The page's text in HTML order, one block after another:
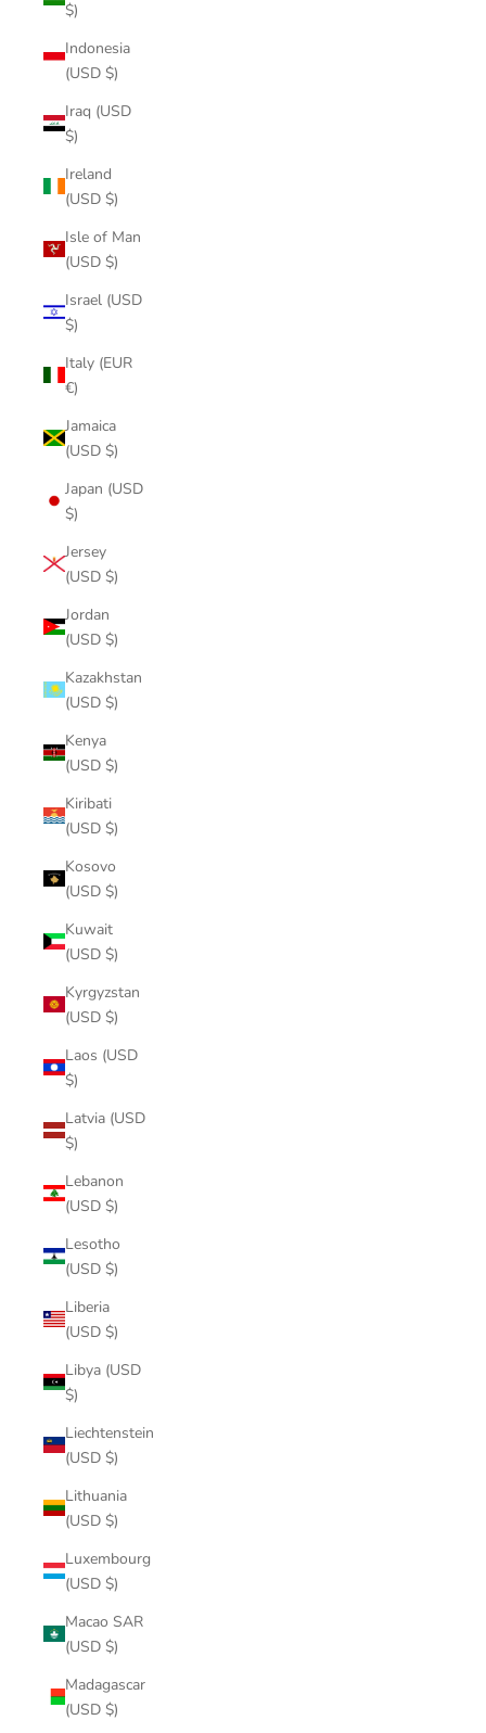
$)
Indonesia
(USD $)
Iraq (USD
$)
Ireland
(USD $)
Isle of Man
(USD $)
Israel (USD
$)
Italy (EUR
€)
Jamaica
(USD $)
Japan (USD
$)
Jersey
(USD $)
Jordan
(USD $)
Kazakhstan
(USD $)
Kenya
(USD $)
Kiribati
(USD $)
Kosovo
(USD $)
Kuwait
(USD $)
Kyrgyzstan
(USD $)
Laos (USD
$)
Latvia (USD
$)
Lebanon
(USD $)
Lesotho
(USD $)
Liberia
(USD $)
Libya (USD
$)
Liechtenstein
(USD $)
Lithuania
(USD $)
Luxembourg
(USD $)
Macao SAR
(USD $)
Madagascar
(USD $)